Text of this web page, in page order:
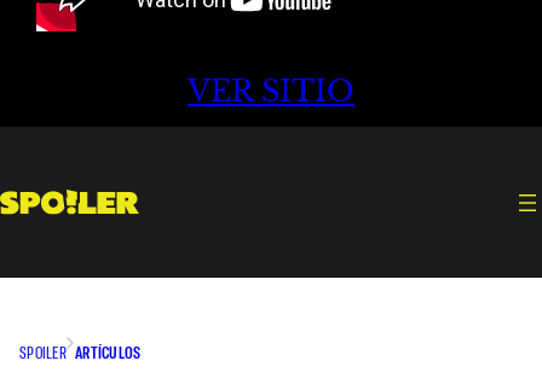
VER SITIO
SPOILER ARTÍCULOS